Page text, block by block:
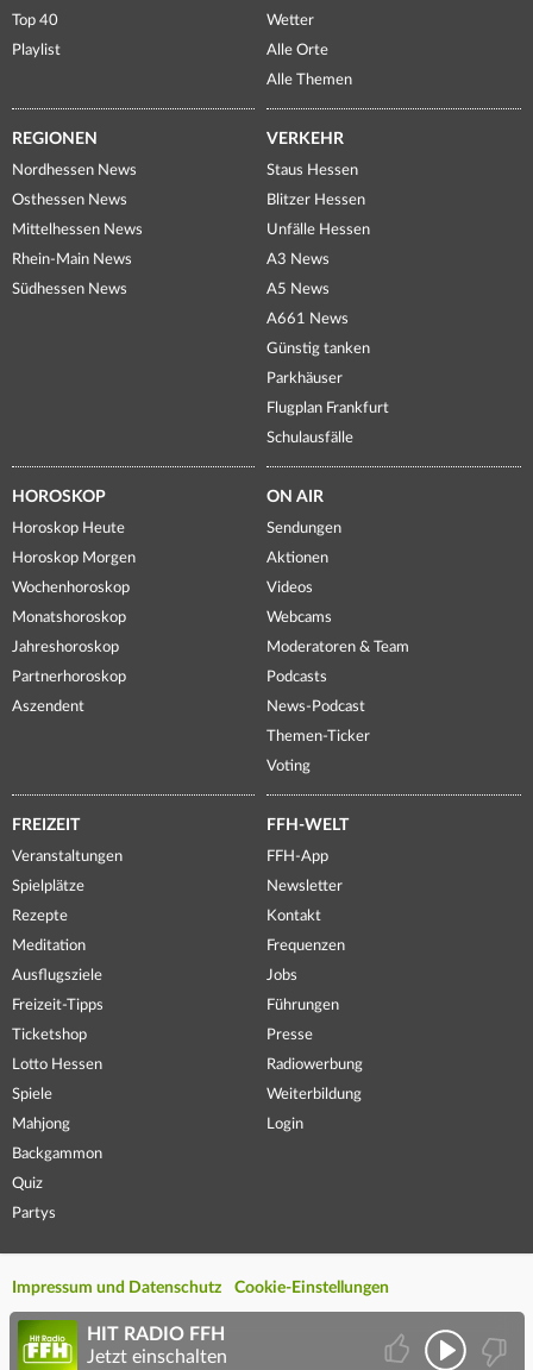
Top 40
Playlist
Wetter
Alle Orte
Alle Themen
REGIONEN
Nordhessen News
Osthessen News
Mittelhessen News
Rhein-Main News
Südhessen News
VERKEHR
Staus Hessen
Blitzer Hessen
Unfälle Hessen
A3 News
A5 News
A661 News
Günstig tanken
Parkhäuser
Flugplan Frankfurt
Schulausfälle
HOROSKOP
Horoskop Heute
Horoskop Morgen
Wochenhoroskop
Monatshoroskop
Jahreshoroskop
Partnerhoroskop
Aszendent
ON AIR
Sendungen
Aktionen
Videos
Webcams
Moderatoren & Team
Podcasts
News-Podcast
Themen-Ticker
Voting
FREIZEIT
Veranstaltungen
Spielplätze
Rezepte
Meditation
Ausflugsziele
Freizeit-Tipps
Ticketshop
Lotto Hessen
Spiele
Mahjong
Backgammon
Quiz
Partys
FFH-WELT
FFH-App
Newsletter
Kontakt
Frequenzen
Jobs
Führungen
Presse
Radiowerbung
Weiterbildung
Login
Impressum und Datenschutz Cookie-Einstellungen
HIT RADIO FFH
Jetzt einschalten